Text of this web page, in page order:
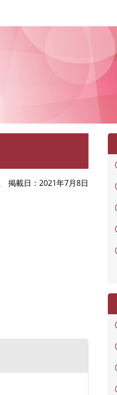
掲載日 2021年7月8日